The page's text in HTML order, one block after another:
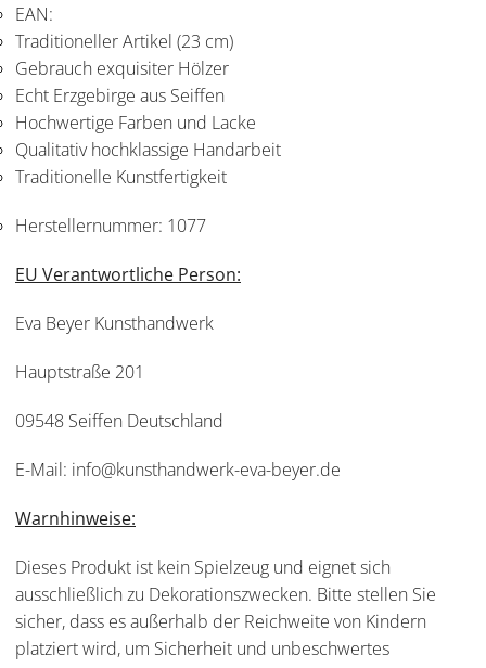
EAN:
Traditioneller Artikel (23 cm)
Gebrauch exquisiter Hölzer
Echt Erzgebirge aus Seiffen
Hochwertige Farben und Lacke
Qualitativ hochklassige Handarbeit
Traditionelle Kunstfertigkeit
Herstellernummer: 1077
EU Verantwortliche Person:
Eva Beyer Kunsthandwerk
Hauptstraße 201
09548 Seiffen Deutschland
E-Mail: info@kunsthandwerk-eva-beyer.de
Warnhinweise:
Dieses Produkt ist kein Spielzeug und eignet sich
ausschließlich zu Dekorationszwecken. Bitte stellen Sie
sicher, dass es außerhalb der Reichweite von Kindern
platziert wird, um Sicherheit und unbeschwertes